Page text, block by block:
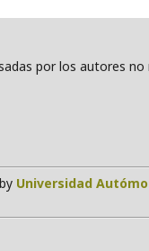
por los autores
by Universidad